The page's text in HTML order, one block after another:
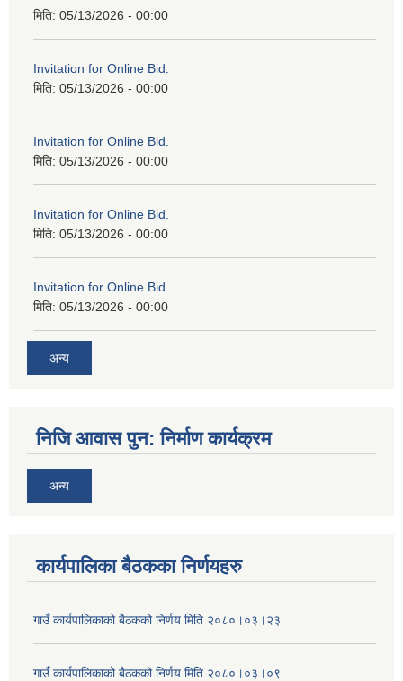
मिति: 05/13/2026 - 00:00
Invitation for Online Bid.
मिति: 05/13/2026 - 00:00
Invitation for Online Bid.
मिति: 05/13/2026 - 00:00
Invitation for Online Bid.
मिति: 05/13/2026 - 00:00
Invitation for Online Bid.
मिति: 05/13/2026 - 00:00
अन्य
निजि आवास पुन: निर्माण कार्यक्रम
अन्य
कार्यपालिका बैठकका निर्णयहरु
गाउँ कार्यपालिकाको बैठकको निर्णय मिति २०८०।०३।२३
गाउँ कार्यपालिकाको बैठकको निर्णय मिति २०८०।०३।०९